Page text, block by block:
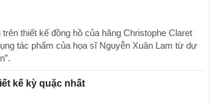
thiết kế đồng hồ của hãng Christophe Claret
tác phẩm của họa sĩ Nguyễn Xuân Lam từ dự
kế kỳ quặc nhất